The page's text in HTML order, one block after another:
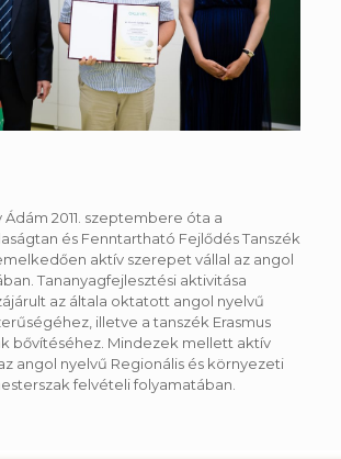
2011. szeptembere óta a
és Fenntartható Fejlődés Tanszék
aktív szerepet vállal az angol
Tananyagfejlesztési aktivitása
az általa oktatott angol nyelvű
illetve a tanszék Erasmus
bővítéséhez. Mindezek mellett aktív
angol nyelvű Regionális és környezeti
felvételi folyamatában.